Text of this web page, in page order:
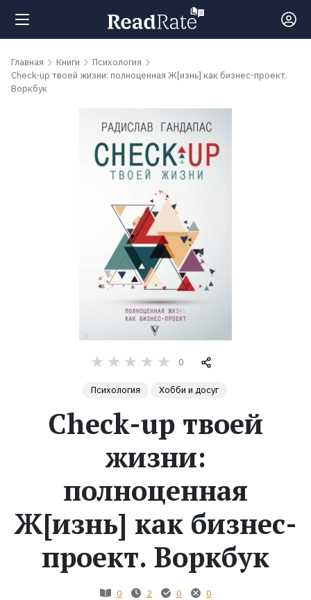
Поиск
Экранизации
Главная Книги
Психология
Check-up твоей жизни: полноценная Ж[изнь] как бизнес-проект.
Воркбук
0
Психология Хобби и досуг
Check-up твоей
жизни:
полноценная
Ж[изнь] как бизнес-
проект. Воркбук
0 2 0 0